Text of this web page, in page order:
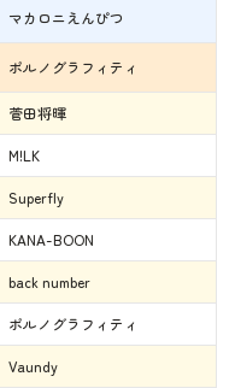
マカロニえんぴつ
ポルノグラフィティ
菅田将暉
M!LK
Superfly
KANA-BOON
back number
ポルノグラフィティ
Vaundy